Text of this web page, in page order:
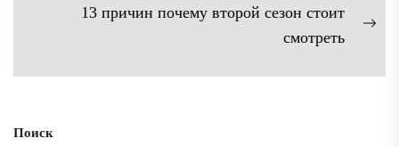
13 причин почему второй сезон стоит
смотреть
Поиск